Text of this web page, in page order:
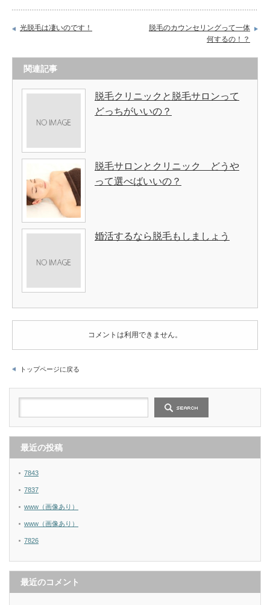
光脱毛は凄いのです！
脱毛のカウンセリングって一体
何するの！？
関連記事
脱毛クリニックと脱毛サロンって
どっちがいいの？
脱毛サロンとクリニック どうや
って選べばいいの？
婚活するなら脱毛もしましょう
コメントは利用できません。
トップページに戻る
最近の投稿
7843
7837
www（画像あり）
www（画像あり）
7826
最近のコメント